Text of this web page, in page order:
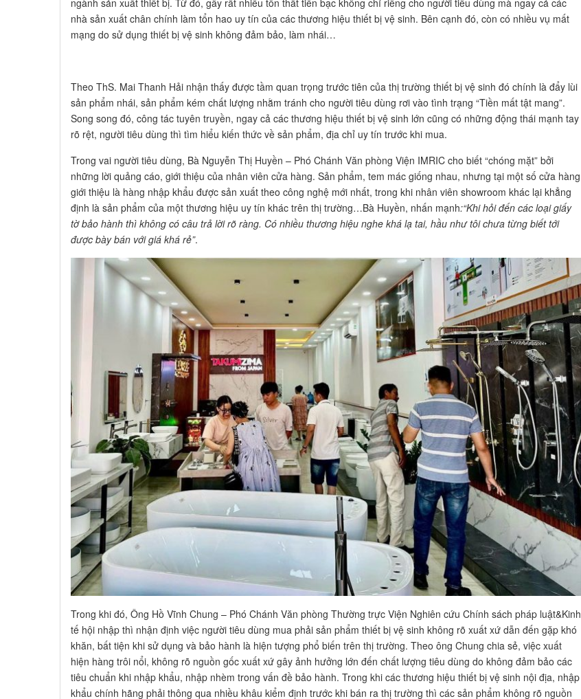
ngành sản xuất thiết bị. Từ đó, gây rất nhiều tổn thất tiền bạc không chỉ riêng cho người tiêu dùng mà ngay cả các
nhà sản xuất chân chính làm tổn hao uy tín của các thương hiệu thiết bị vệ sinh. Bên cạnh đó, còn có nhiều vụ mất
mạng do sử dụng thiết bị vệ sinh không đảm bảo, làm nhái…
Theo ThS. Mai Thanh Hải nhận thấy được tầm quan trọng trước tiên của thị trường thiết bị vệ sinh đó chính là đẩy lùi
sản phẩm nhái, sản phẩm kém chất lượng nhằm tránh cho người tiêu dùng rơi vào tình trạng “Tiền mất tật mang”.
Song song đó, công tác tuyên truyền, ngay cả các thương hiệu thiết bị vệ sinh lớn cũng có những động thái mạnh tay
rõ rệt, người tiêu dùng thì tìm hiểu kiến thức về sản phẩm, địa chỉ uy tín trước khi mua.
Trong vai người tiêu dùng, Bà Nguyễn Thị Huyền – Phó Chánh Văn phòng Viện IMRIC cho biết “chóng mặt” bởi
những lời quảng cáo, giới thiệu của nhân viên cửa hàng. Sản phẩm, tem mác giống nhau, nhưng tại một số cửa hàng
giới thiệu là hàng nhập khẩu được sản xuất theo công nghệ mới nhất, trong khi nhân viên showroom khác lại khẳng
định là sản phẩm của một thương hiệu uy tín khác trên thị trường…Bà Huyền, nhấn mạnh:“Khi hỏi đến các loại giấy
tờ bảo hành thì không có câu trả lời rõ ràng. Có nhiều thương hiệu nghe khá lạ tai, hầu như tôi chưa từng biết tới
được bày bán với giá khá rẻ”.
Trong khi đó, Ông Hồ Vĩnh Chung – Phó Chánh Văn phòng Thường trực Viện Nghiên cứu Chính sách pháp luật&Kinh
tế hội nhập thì nhận định việc người tiêu dùng mua phải sản phẩm thiết bị vệ sinh không rõ xuất xứ dẫn đến gặp khó
khăn, bất tiện khi sử dụng và bảo hành là hiện tượng phổ biến trên thị trường. Theo ông Chung chia sẻ, việc xuất
hiện hàng trôi nổi, không rõ nguồn gốc xuất xứ gây ảnh hưởng lớn đến chất lượng tiêu dùng do không đảm bảo các
tiêu chuẩn khi nhập khẩu, nhập nhèm trong vấn đề bảo hành. Trong khi các thương hiệu thiết bị vệ sinh nội địa, nhập
khẩu chính hãng phải thông qua nhiều khâu kiểm định trước khi bán ra thị trường thì các sản phẩm không rõ nguồn